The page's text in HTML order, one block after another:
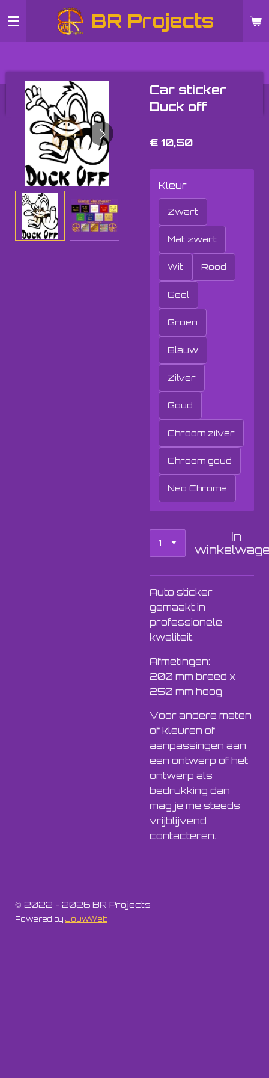
direct
hoofdinhoud
BR Projects
Car sticker
Duck off
€ 10,50
Kleur
Zwart
Mat zwart
Wit Rood
Geel
Groen
Blauw
Zilver
Goud
Chroom zilver
Chroom goud
Neo Chrome
In
Auto sticker
gemaakt in
professionele
kwaliteit.
Afmetingen:
200 mm breed x
250 mm hoog
Voor andere maten
of kleuren of
aanpassingen aan
een ontwerp of het
ontwerp als
bedrukking dan
mag je me steeds
vrijblijvend
contacteren.
© 2022 - 2026 BR Projects
Powered by JouwWeb